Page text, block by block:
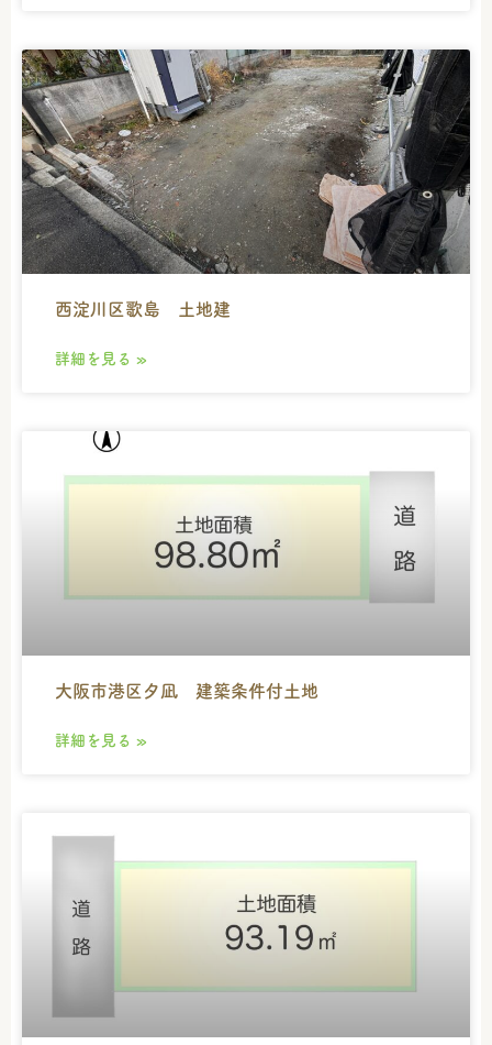
西淀川区歌島 土地建
詳細を見る »
大阪市港区夕凪 建築条件付土地
詳細を見る »